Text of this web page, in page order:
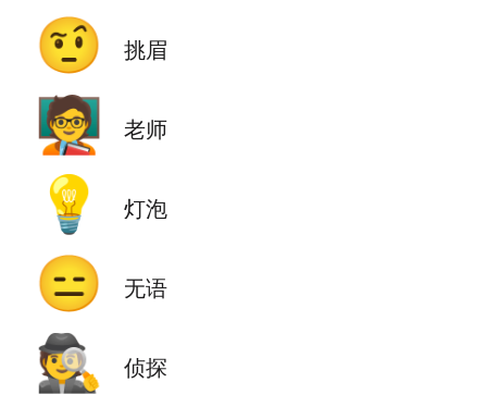
🤨 挑眉
🧑‍🏫 老师
💡 灯泡
😑 无语
🕵️ 侦探